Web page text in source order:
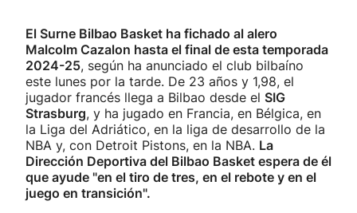
El Surne Bilbao Basket ha fichado al alero
Malcolm Cazalon hasta el final de esta temporada
2024-25, según ha anunciado el club bilbaíno
este lunes por la tarde. De 23 años y 1,98, el
jugador francés llega a Bilbao desde el SIG
Strasburg, y ha jugado en Francia, en Bélgica, en
la Liga del Adriático, en la liga de desarrollo de la
NBA y, con Detroit Pistons, en la NBA. La
Dirección Deportiva del Bilbao Basket espera de él
que ayude "en el tiro de tres, en el rebote y en el
juego en transición".